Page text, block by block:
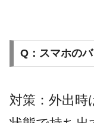
Q：スマホの
対策：外出時